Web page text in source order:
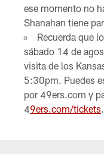
ese momento no
Shanahan tiene
Recuerda que
sábado 14 de
visita de los
5:30pm. Puedes
por 49ers.com y
49ers.com/tickets.